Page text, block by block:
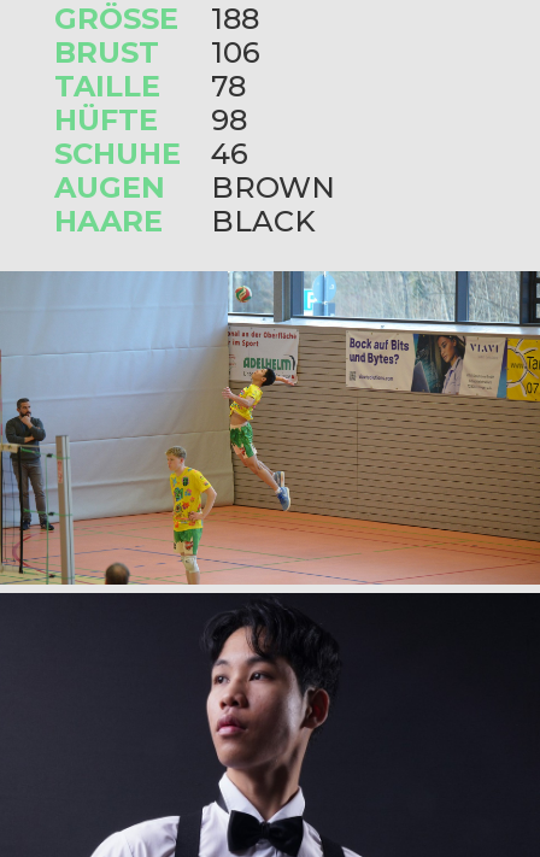
GRÖSSE
BRUST
TAILLE
HÜFTE
SCHUHE
AUGEN
HAARE
188
106
78
98
46
BROWN
BLACK